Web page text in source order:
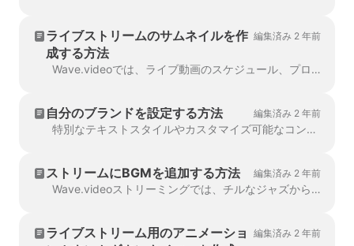
ライブストリームのサムネイルを作
成する方法
編集済み 2 年前
Wave.videoでは、ライブ動画のスケジュール、プロモーション、ホスト、再利用を効率的に行うための様々なアセットを作成できます。動画のサムネイルは、ライブ配信に欠かせない重要な要素です。
自分のブランドを設定する方法 編集済み 2 年前
特別なテキストスタイルやカスタマイズ可能なコンポーネントを使用した動画のブランディングは、Wave.video編集ツールの最も人気のある機能の1つです。Wave.video編集ツールの最も人気のある機能の1つです。
ストリームにBGMを追加する方法 編集済み 2 年前
Wave.videoストリーミングでは、チルなジャズからエネルギッシュなエレクトロニックミュージックまで、ライブストリームにBGMを簡単に追加できます。ストリーミングの中...
ライブストリーム用のアニメーショ
編集済み 2 年前